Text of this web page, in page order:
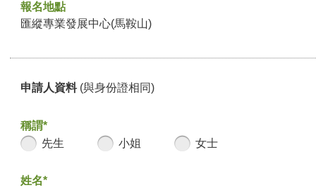
報名地點
匯縱專業發展中心(馬鞍山)
申請人資料 (與身份證相同)
稱謂*
先生
小姐 女士
姓名*